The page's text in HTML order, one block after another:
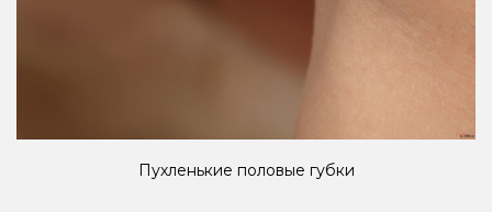
Пухленькие половые губки